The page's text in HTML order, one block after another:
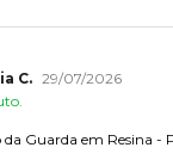
C. 29/07/2026
Guarda em Resina -